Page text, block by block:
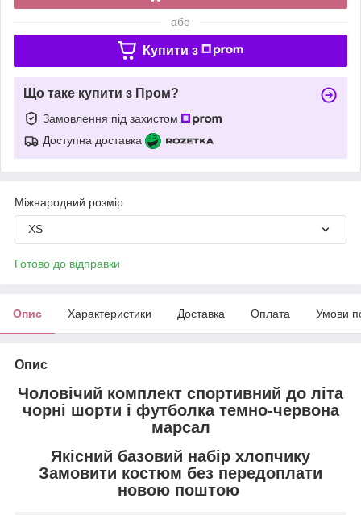
або
Купити з
Що таке купити з Пром?
Замовлення під захистом
Доступна доставка
Міжнародний розмір
XS
Готово до відправки
Опис Характеристики Доставка Оплата Умови
Опис
Чоловічий комплект спортивний до літа
чорні шорти і футболка темно-червона
марсал
Якісний базовий набір хлопчику
Замовити костюм без передоплати
новою поштою